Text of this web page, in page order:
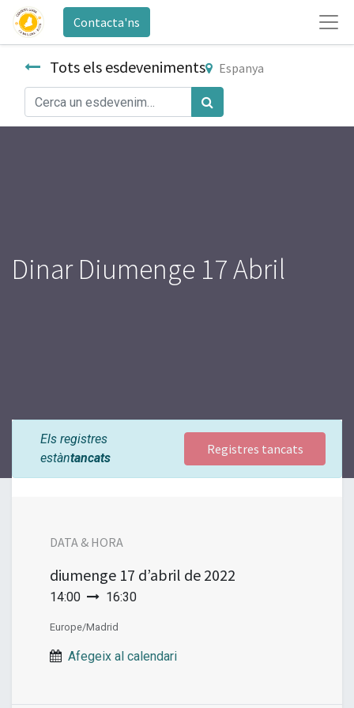
Contacta'ns
Tots els esdeveniments Espanya
Dinar Diumenge 17 Abril
Els registres
estàntancats
Registres tancats
DATA & HORA
diumenge 17 d’abril de 2022
14:00 16:30
Europe/Madrid
Afegeix al calendari